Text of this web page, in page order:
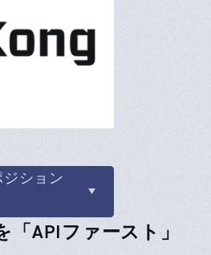
ション
「APIファースト」